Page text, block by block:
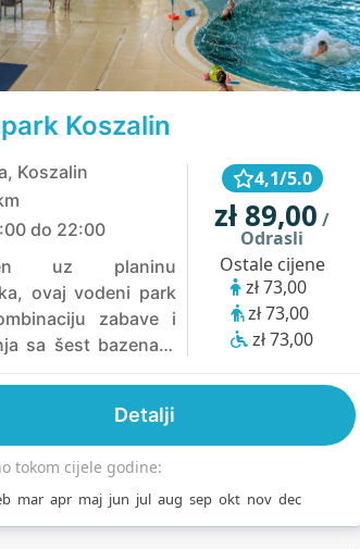
Koszalin
Koszalin
do 22:00
uz planinu
ovaj vodeni park
zabave i
sa šest bazena—
25-metarski
plivanje i dječiju
i uzbudljive
poput 176-
Anaconde. Sa
čistom vodom, spa
fitnes centrom i
4,1/5.0
zł 89,00 /
Odrasli
Ostale cijene
zł 73,00
zł 73,00
zł 73,00
Detalji
tokom cijele godine:
mar apr maj jun jul aug sep okt nov dec